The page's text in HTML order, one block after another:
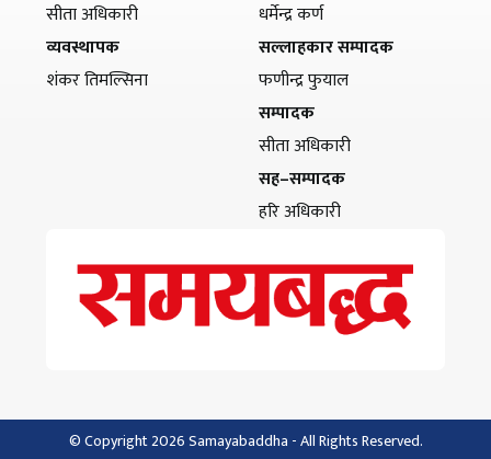
सीता अधिकारी
व्यवस्थापक
शंकर तिमल्सिना
धर्मेन्द्र कर्ण
सल्लाहकार सम्पादक
फणीन्द्र फुयाल
सम्पादक
सीता अधिकारी
सह–सम्पादक
हरि अधिकारी
© Copyright 2026 Samayabaddha - All Rights Reserved.